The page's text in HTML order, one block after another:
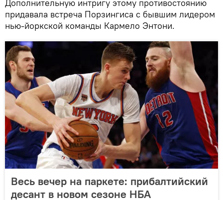
Дополнительную интригу этому противостоянию
придавала встреча Порзингиса с бывшим лидером
нью-йоркской команды Кармело Энтони.
Весь вечер на паркете: прибалтийский
десант в новом сезоне НБА